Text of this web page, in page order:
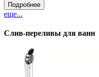
Подробнее
еще...
Слив-переливы для ванн